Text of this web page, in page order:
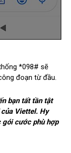
*098# sẽ
đoạn từ đầu.
bạn tất tần tật
Viettel. Hy
gói cước phù hợp